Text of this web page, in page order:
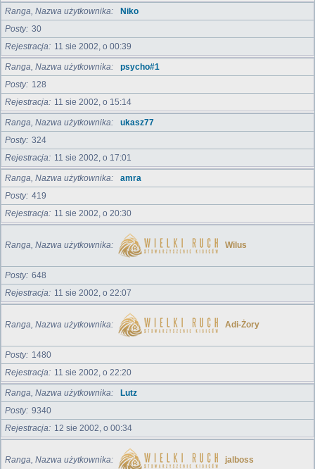
Ranga, Nazwa użytkownika
Niko
Posty 30
Rejestracja
11 sie 2002, o 00:39
Ranga, Nazwa użytkownika
psycho#1
Posty
128
Rejestracja
11 sie 2002, o 15:14
Ranga, Nazwa użytkownika
ukasz77
Posty 324
Rejestracja
11 sie 2002, o 17:01
Ranga, Nazwa użytkownika
amra
Posty 419
Rejestracja
11 sie 2002, o 20:30
Ranga, Nazwa użytkownika Wilus
Posty 648
Rejestracja
11 sie 2002, o 22:07
Ranga, Nazwa użytkownika Adi-Żory
Posty
1480
Rejestracja
11 sie 2002, o 22:20
Ranga, Nazwa użytkownika
Lutz
Posty 9340
Rejestracja
12 sie 2002, o 00:34
Ranga, Nazwa użytkownika jalboss